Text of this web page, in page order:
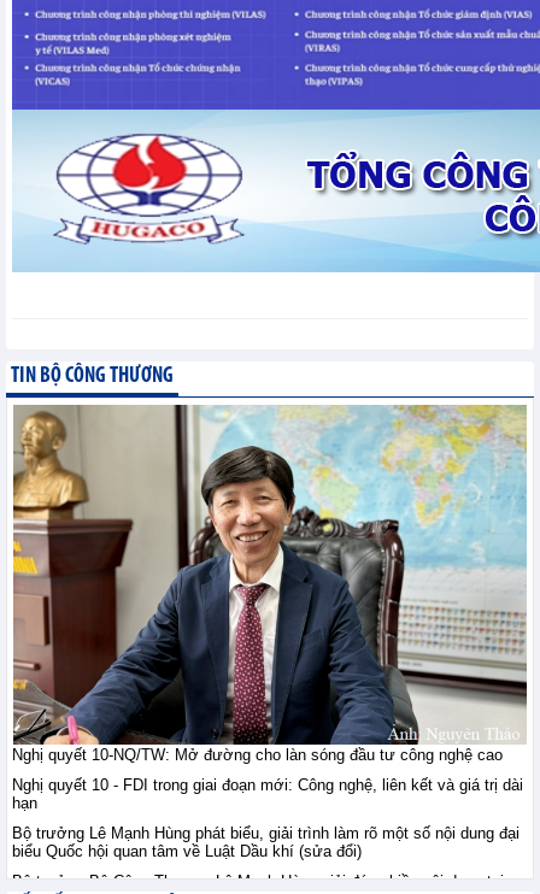
WTO năm 2026, cảm ơn
các nước thành viên vì
sự hợp tác liên tục
WTO - Thứ hai, 10-8-2026
Lithuania đóng góp
30.000 EUR để giúp các
nền kinh tế đang phát
triển và các nước kém
phát triển nhất nâng cao năng lực
thương mại
WTO - Thứ hai, 10-8-2026
định sau khi vượt đỉnh
bảy tuần, đồng duy trì
trên 14.000 USD, quặng sắt giằng co
trước lo ngại nguồn cung
Tin hàng hoá thế giới - Thứ hai, 10-8-2026
Thị trường nông sản thế
giới ngày 10/8: Lúa mì
tăng do rủi ro Biển Đen;
ngô, đậu tương tăng
nhẹ; đường tăng mạnh
Tin hàng hoá thế giới - Thứ hai, 10-8-2026
Tham gia sâu thị trường
công nghiệp chế tạo Hà
Lan: Doanh nghiệp Việt
Hội nhập - Thứ hai, 10-8-2026
Việt Nam - Australia: Mở
chương hợp tác mới
diện, tiếp
nối hành
hơn 132
diện, tiếp
trình lịch sử
hơn 132
năm
TIN BỘ CÔNG THƯƠNG
Nghị quyết 10-NQ/TW: Mở đường cho làn sóng đầu tư công nghệ cao
Nghị quyết 10 - FDI trong giai đoạn mới: Công nghệ, liên kết và giá trị dài
hạn
Bộ trưởng Lê Mạnh Hùng phát biểu, giải trình làm rõ một số nội dung đại
biểu Quốc hội quan tâm về Luật Dầu khí (sửa đổi)
Bộ trưởng Bộ Công Thương Lê Mạnh Hùng giải đáp nhiều nội dung tại